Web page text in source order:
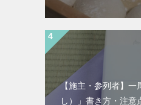
【施主・参列者】一
し）」書き方・注意